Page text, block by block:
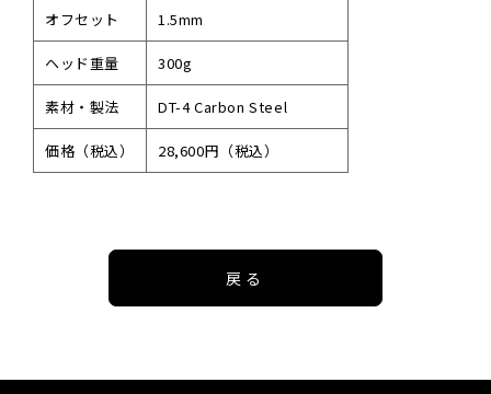
オフセット 1.5mm
ヘッド重量 300g
素材・製法 DT-4 Carbon Steel
価格（税込） 28,600円（税込）
戻る